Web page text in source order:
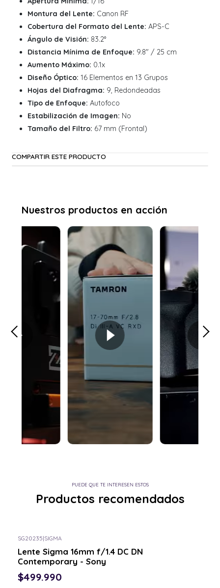
Montura del Lente: Canon RF
Cobertura del Formato del Lente: APS-C
Ángulo de Visión: 83.2°
Distancia Mínima de Enfoque: 9.8" / 25 cm
Aumento Máximo: 0.1x
Diseño Óptico: 16 Elementos en 13 Grupos
Hojas del Diafragma: 9, Redondeadas
Tipo de Enfoque: Autofoco
Estabilización de Imagen: No
Tamaño del Filtro: 67 mm (Frontal)
COMPARTIR ESTE PRODUCTO
PUEDE QUE TE INTERESEN ESTOS
Productos recomendados
SG20235|SIGMA
Lente Sigma 16mm f/1.4 DC DN
Contemporary - Sony
$499.990